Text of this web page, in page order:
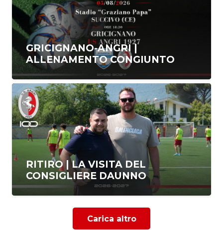
GRICIGNANO-ANGRI |
ALLENAMENTO CONGIUNTO
RITIRO | LA VISITA DEL
CONSIGLIERE DAUNNO
Carica altro